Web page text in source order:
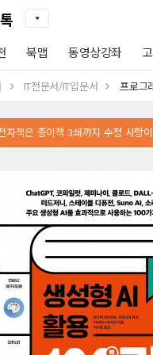
북맵 동영상강좌
IT전문서/IT입문서 프로그
자책은 종이책 3쇄까지 수정 사항